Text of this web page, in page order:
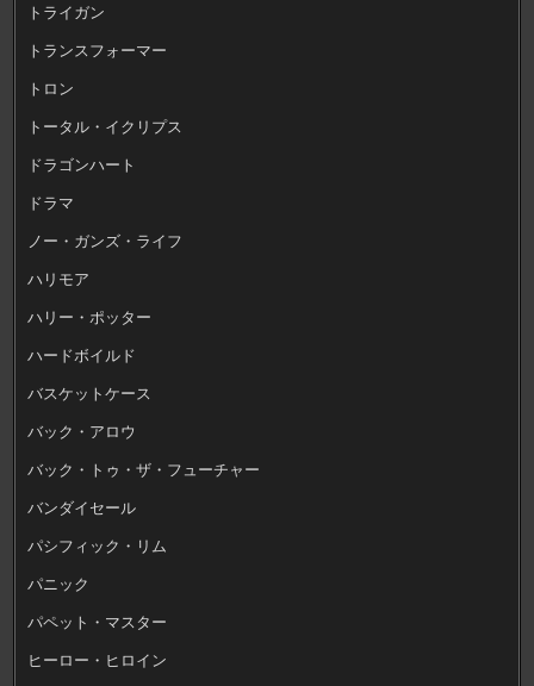
トライガン
トランスフォーマー
トロン
トータル・イクリプス
ドラゴンハート
ドラマ
ノー・ガンズ・ライフ
ハリモア
ハリー・ポッター
ハードボイルド
バスケットケース
バック・アロウ
バック・トゥ・ザ・フューチャー
バンダイセール
パシフィック・リム
パニック
パペット・マスター
ヒーロー・ヒロイン